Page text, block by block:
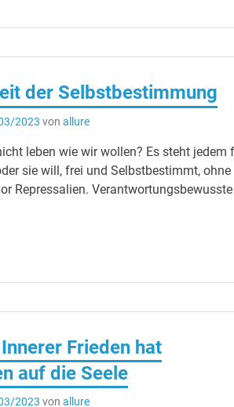
der Selbstbestimmung
2023 vonallure
leben wie wir wollen? Es steht jedem
sie will, frei und Selbstbestimmt, ohne
Repressalien.
Frieden hat
auf die Seele
2023 vonallure